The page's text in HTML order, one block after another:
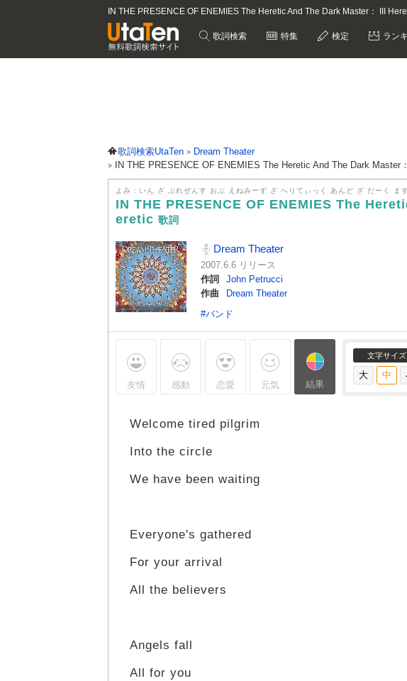
IN THE PRESENCE OF ENEMIES The Heretic And The Dark Master： III
歌詞検索 特集 検定 ラン
歌詞検索UtaTen
Dream Theater
IN THE PRESENCE OF ENEMIES The Heretic And The Dark Master
よみ：いん ざ ぷれぜんす おぶ えねみーず ざ へりてぃっく あんど ざ だーく ま
IN THE PRESENCE OF ENEMIES The
eretic 歌詞
Dream Theater
2007.6.6 リリース
作詞
John Petrucci
作曲
Dream Theater
#バンド
友情 感動 恋愛 元気 結果
文字サイズ
Welcome tired pilgrim
Into the circle
We have been waiting
Everyone's gathered
For your arrival
All the believers
Angels fall
All for you